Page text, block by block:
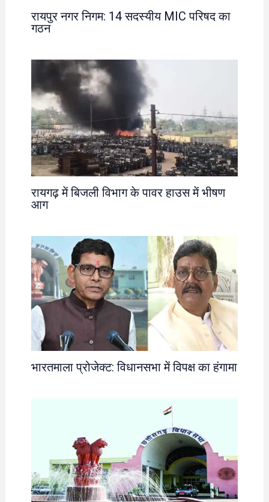
रायपुर नगर निगम: 14 सदस्यीय MIC परिषद का
गठन
रायगढ़ में बिजली विभाग के पावर हाउस में भीषण
आग
भारतमाला प्रोजेक्ट: विधानसभा में विपक्ष का हंगामा